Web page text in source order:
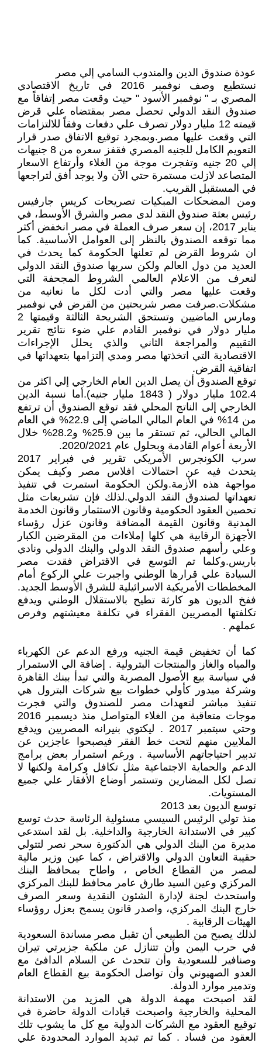
عودة صندوق الدين والمندوب السامي إلي مصر
نستطيع وصف نوفمبر 2016 في تاريخ الاقتصادي
المصري بـ " نوفمبر الأسود " حيث وقعت مصر إتفاقاً مع
صندوق النقد الدولي تحصل مصر بمقتضاه علي قرض
قيمته 12 مليار دولار تصرف علي دفعات وفقاً للالتزامات
التي وقعت عليها مصر.وبمجرد توقيع الاتفاق صدر قرار
التعويم الكامل للجنيه المصري فقفز سعره من 8 جنيهات
إلي 20 جنيه وتفجرت موجة من الغلاء وأرتفاع الاسعار
المتصاعد لازلت مستمرة حتي الآن ولا يوجد أفق لتراجعها
في المستقبل القريب.
ومن المضحكات المبكيات تصريحات كريس جارفيس
رئيس بعثة صندوق النقد لدى مصر والشرق الأوسط، في
يناير 2017، إن سعر صرف العملة في مصر انخفض أكثر
مما توقعه الصندوق بالنظر إلى العوامل الأساسية. كما
ان شروط القرض لم تعلنها الحكومة كما يحدث في
العديد من دول العالم ولكن سربها صندوق النقد الدولي
لنعرف من الاعلام العالمي الشروط المجحفة التي
وقعت عليها مصر والتي أدت لكل ما نعانيه من
مشكلات.صرفت مصر شريحتين من القرض في نوفمبر
ومارس الماضيين وتستحق الشريحة الثالثة وقيمتها 2
مليار دولار في نوفمبر القادم علي ضوء نتائج تقرير
التقييم والمراجعة الثاني والذي يحلل الإجراءات
الاقتصادية التي اتخذتها مصر ومدي إلتزامها بتعهداتها في
اتفاقية القرض.
توقع الصندوق أن يصل الدين العام الخارجي إلي اكثر من
102.4 مليار دولار ( 1843 مليار جنيه).أما نسبة الدين
الخارجي إلى الناتج المحلي فقد توقع الصندوق أن ترتفع
من 14% في العام المالي الماضي إلى 22.9% في العام
المالي الحالي، ثم تستقر ما بين 25.9% و28.2% خلال
الأربعة أعوام القادمة وبحلول عام 2020/2021.
سرب الكونجرس الأمريكي تقرير في فبراير 2017
يتحدث فيه عن احتمالات افلاس مصر وكيف يمكن
مواجهة هذه الأزمة.ولكن الحكومة استمرت في تنفيذ
تعهداتها لصندوق النقد الدولي.لذلك فإن تشريعات مثل
تحصين العقود الحكومية وقانون الاستثمار وقانون الخدمة
المدنية وقانون القيمة المضافة وقانون عزل رؤساء
الأجهزة الرقابية هي كلها إملاءات من المقرضين الكبار
وعلي رأسهم صندوق النقد الدولي والبنك الدولي ونادي
باريس.وكلما تم التوسع في الاقتراض فقدت مصر
السيادة علي قرارها الوطني واجبرت علي الركوع أمام
المخططات الأمريكية الاسرائيلية للشرق الأوسط الجديد.
ففخ الديون هو كارثة تطيح بالاستقلال الوطني ويدفع
تكلفتها المصريين الفقراء في تكلفة معيشتهم وفرص
عملهم .
كما أن تخفيض قيمة الجنيه ورفع الدعم عن الكهرباء
والمياه والغاز والمنتجات البترولية . إضافة الي الاستمرار
في سياسة بيع الأصول المصرية والتي تبدأ ببنك القاهرة
وشركة ميدور كأولي خطوات بيع شركات البترول هي
تنفيذ مباشر لتعهدات مصر للصندوق والتي فجرت
موجات متعاقبة من الغلاء المتواصل منذ ديسمبر 2016
وحتي سبتمبر 2017 . ليكتوي بنيرانه المصريين ويدفع
الملايين منهم لتحت خط الفقر فيصبحوا عاجزين عن
تدبير احتياجاتهم الأساسية . ورغم استمرار بعض برامج
الدعم والحماية الاجتماعية مثل تكافل وكرامة ولكنها لا
تصل لكل المضارين وتستمر أوضاع الأفقار علي جميع
المستويات.
توسع الديون بعد 2013
منذ تولي الرئيس السيسي مسئولية الرئاسة حدث توسع
كبير في الاستدانة الخارجية والداخلية. بل لقد استدعي
مديرة من البنك الدولي هي الدكتورة سحر نصر لتتولي
حقيبة التعاون الدولي والاقتراض ، كما عين وزير مالية
لمصر من القطاع الخاص ، واطاح بمحافظ البنك
المركزي وعين السيد طارق عامر محافظ للبنك المركزي
واستحدث لجنة لإدارة الشئون النقدية وسعر الصرف
خارج البنك المركزي، واصدر قانون يسمح بعزل روؤساء
الهيئات الرقابية .
لذلك يصبح من الطبيعي أن تقبل مصر مساندة السعودية
في حرب اليمن وأن تتنازل عن ملكية جزيرتي تيران
وصنافير للسعودية وأن تتحدث عن السلام الدافئ مع
العدو الصهيوني وأن تواصل الحكومة بيع القطاع العام
وتدمير موارد الدولة.
لقد اصبحت مهمة الدولة هي المزيد من الاستدانة
المحلية والخارجية واصبحت قيادات الدولة حاضرة في
توقيع العقود مع الشركات الدولية مع كل ما يشوب تلك
العقود من فساد . كما تم تبديد الموارد المحدودة علي